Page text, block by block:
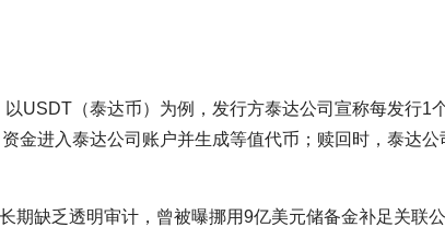
USDT（泰达币）为例，发行方泰达公司宣称每发行1
金进入泰达公司账户并生成等值代币；赎回时，泰达公
期缺乏透明审计，曾被曝挪用9亿美元储备金补足关联